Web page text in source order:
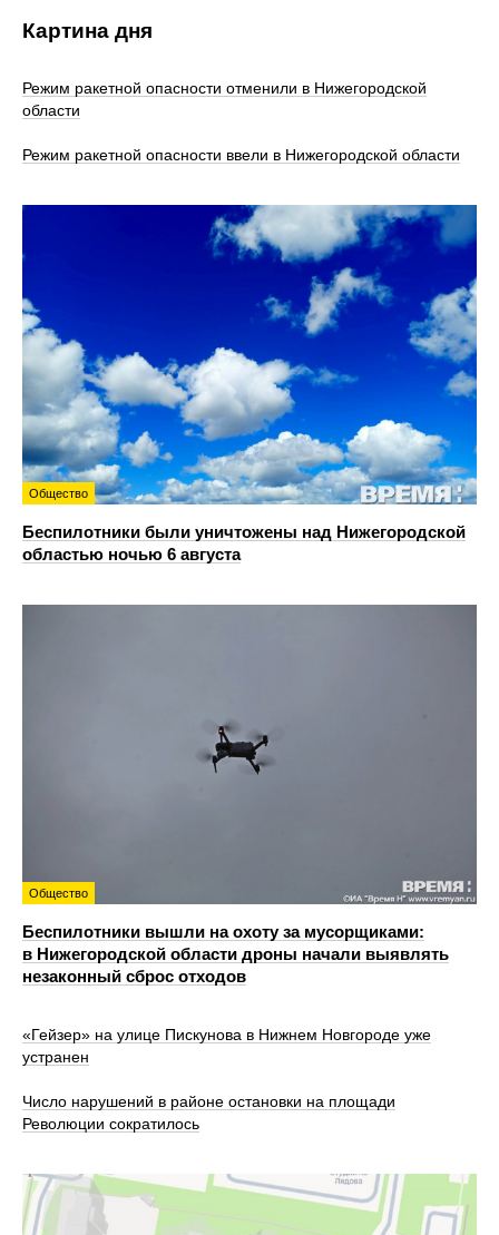
Картина дня
Режим ракетной опасности отменили в Нижегородской
области
Режим ракетной опасности ввели в Нижегородской области
Общество
Беспилотники были уничтожены над Нижегородской
областью ночью 6 августа
Общество
Беспилотники вышли на охоту за мусорщиками:
в Нижегородской области дроны начали выявлять
незаконный сброс отходов
«Гейзер» на улице Пискунова в Нижнем Новгороде уже
устранен
Число нарушений в районе остановки на площади
Революции сократилось